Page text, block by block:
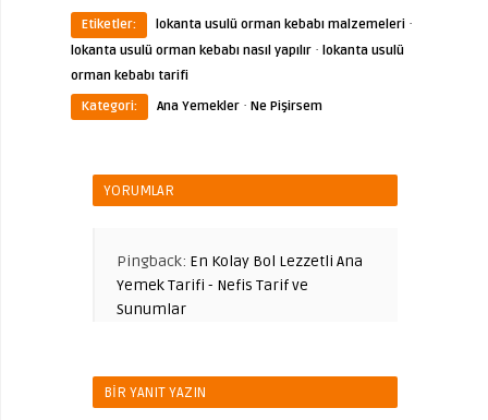
Etiketler: lokanta usulü orman kebabı malzemeleri ·
lokanta usulü orman kebabı nasıl yapılır · lokanta usulü
orman kebabı tarifi
Kategori:
Ana Yemekler · Ne Pişirsem
YORUMLAR
Pingback: En Kolay Bol Lezzetli Ana
Yemek Tarifi - Nefis Tarif ve
Sunumlar
BIR YANIT YAZIN